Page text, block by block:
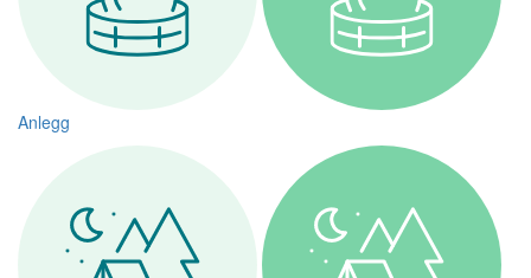
Anlegg